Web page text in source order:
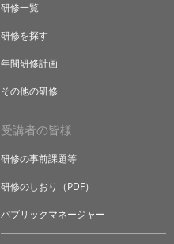
研修一覧
研修を探す
年間研修計画
その他の研修
受講者の皆様
研修の事前課題等
研修のしおり（PDF）
パブリックマネージャー